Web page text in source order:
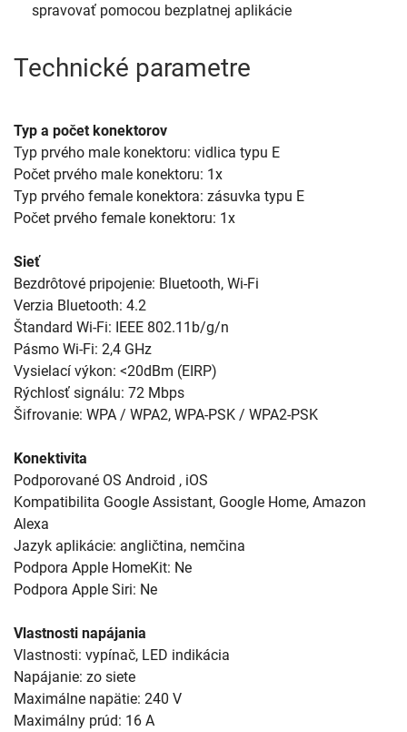
spravovať pomocou bezplatnej aplikácie
Technické parametre
Typ a počet konektorov
Typ prvého male konektoru: vidlica typu E
Počet prvého male konektoru: 1x
Typ prvého female konektora: zásuvka typu E
Počet prvého female konektoru: 1x
Sieť
Bezdrôtové pripojenie: Bluetooth, Wi-Fi
Verzia Bluetooth: 4.2
Štandard Wi-Fi: IEEE 802.11b/g/n
Pásmo Wi-Fi: 2,4 GHz
Vysielací výkon: <20dBm (EIRP)
Rýchlosť signálu: 72 Mbps
Šifrovanie: WPA / WPA2, WPA-PSK / WPA2-PSK
Konektivita
Podporované OS Android , iOS
Kompatibilita Google Assistant, Google Home, Amazon
Alexa
Jazyk aplikácie: angličtina, nemčina
Podpora Apple HomeKit: Ne
Podpora Apple Siri: Ne
Vlastnosti napájania
Vlastnosti: vypínač, LED indikácia
Napájanie: zo siete
Maximálne napätie: 240 V
Maximálny prúd: 16 A